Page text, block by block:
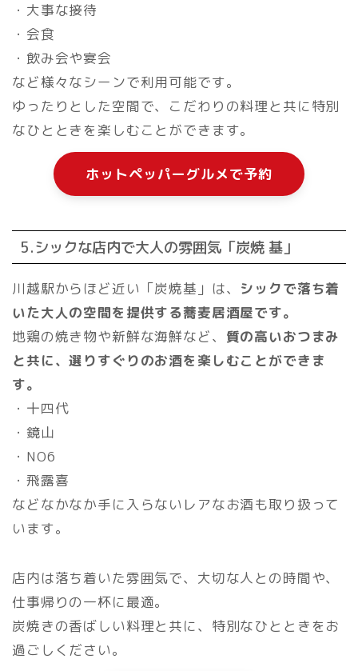
・大事な接待
・会食
・飲み会や宴会
など様々なシーンで利用可能です。
ゆったりとした空間で、こだわりの料理と共に特別
なひとときを楽しむことができます。
ホットペッパーグルメで予約
5.シックな店内で大人の雰囲気「炭焼 基」
川越駅からほど近い「炭焼基」は、 シックで落ち着
いた大人の空間を提供する蕎麦居酒屋です。
地鶏の焼き物や新鮮な海鮮など、 質の高いおつまみ
と共に、選りすぐりのお酒を楽しむことができま
す。
・十四代
・鏡山
・NO6
・飛露喜
などなかなか手に入らないレアなお酒も取り扱って
います。
店内は落ち着いた雰囲気で、大切な人との時間や、
仕事帰りの一杯に最適。
炭焼きの香ばしい料理と共に、特別なひとときをお
過ごしください。